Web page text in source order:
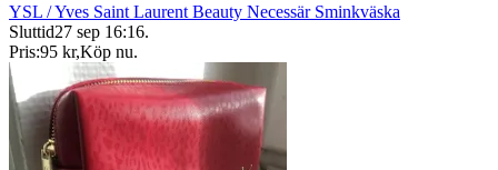
YSL / Yves Saint Laurent Beauty Necessär Sminkväska
Sluttid27 sep 16:16.
Pris:95 kr,Köp nu.